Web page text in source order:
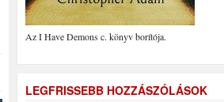
Az I Have Demons c. könyv borítója.
LEGFRISSEBB HOZZÁSZÓLÁSOK